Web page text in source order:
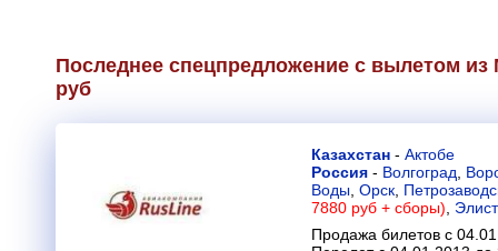
Последнее спецпредложение с вылетом из
руб
Казахстан - Актобе
Россия - Волгоград
Воды Орск
7880 руб + сборы)
Продажа билетов с